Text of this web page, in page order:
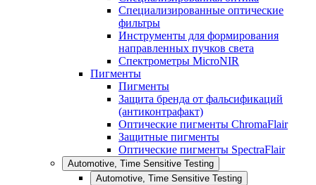
Специализированные оптические
фильтры
Инструменты для формирования
направленных пучков света
Спектрометры MicroNIR
Пигменты
Пигменты
Защита бренда от фальсификаций
(антиконтрафакт)
Оптические пигменты ChromaFlair
Защитные пигменты
Оптические пигменты SpectraFlair
Automotive, Time Sensitive Testing
Automotive, Time Sensitive Testing